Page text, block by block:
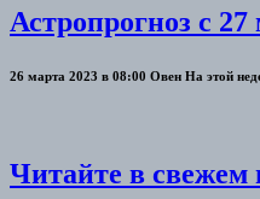
Астропрогноз с
26 марта 2023 в 08:00 Овен На этой
Читайте в свежем